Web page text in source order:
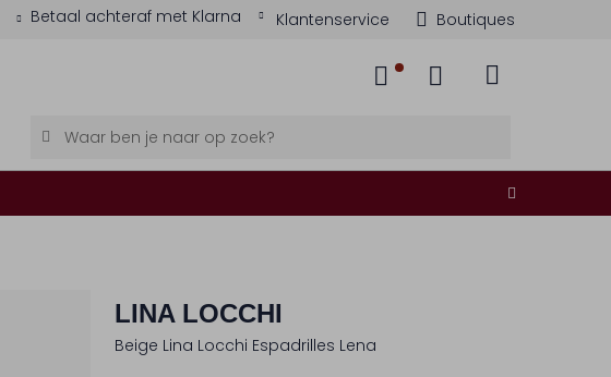
Betaal achteraf met Klarna Klantenservice Boutiques
LINA LOCCHI
Beige Lina Locchi Espadrilles Lena